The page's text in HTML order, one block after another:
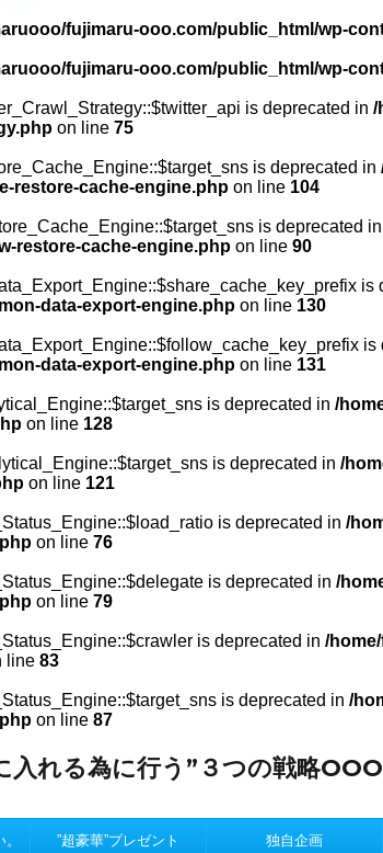
fujimaru-ooo.com/public_html/wp-
fujimaru-ooo.com/public_html/wp-
is deprecated in /
on line 75
is deprecated in
restore-cache-engine.php on line 104
is deprecated in
restore-cache-engine.php on line 90
is
data-export-engine.php on line 130
is
data-export-engine.php on line 131
is deprecated in /
on line 128
is deprecated in /
on line 121
is deprecated in /
on line 76
is deprecated in /
on line 79
is deprecated in /
line 83
is deprecated in /
on line 87
れる為に行う”３つの戦略
”超豪華”プレゼント 独自企画